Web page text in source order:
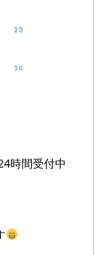
時間受付中